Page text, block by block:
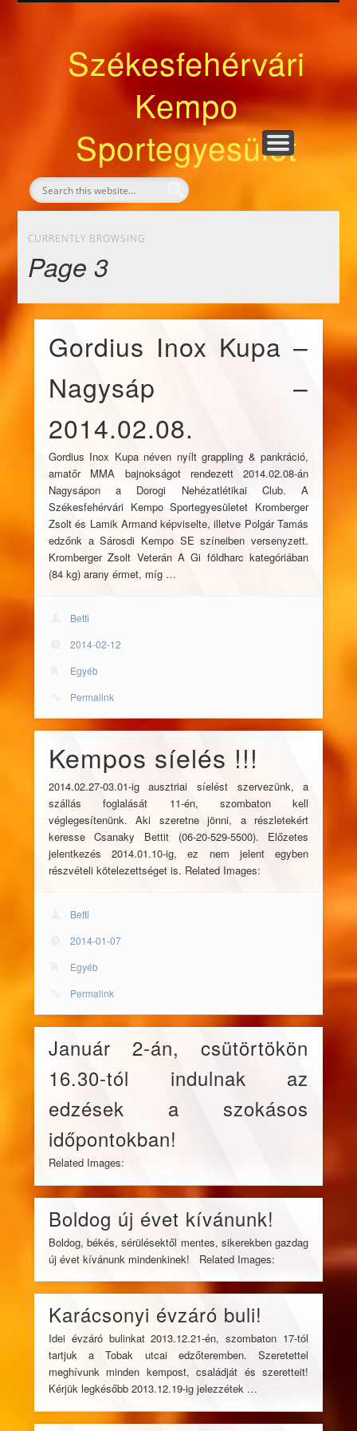
Székesfehérvári
Kempo
Sportegyesület
KEZDŐLAP
KÖSZÖNTŐ
BEMUTATKOZÁS
EDZŐINK
FONTOS TUDNIVALÓK
NÁLUNK VÁSÁROLHATÓ SPORTESZKÖZÖK
DOKUMENTUMOK
ELÉRHETŐSÉG
HÍRLEVÉL
CURRENTLY BROWSING
Page 3
Gordius Inox Kupa –
Nagysáp –
2014.02.08.
Gordius Inox Kupa néven nyílt grappling & pankráció,
amatőr MMA bajnokságot rendezett 2014.02.08-án
Nagysápon a Dorogi Nehézatlétikai Club. A
Székesfehérvári Kempo Sportegyesületet Kromberger
Zsolt és Lamik Armand képviselte, illetve Polgár Tamás
edzőnk a Sárosdi Kempo SE színeiben versenyzett.
Kromberger Zsolt Veterán A Gi földharc kategóriában
(84 kg) arany érmet, míg …
Betti
2014-02-12
Egyéb
Permalink
Kempos síelés !!!
2014.02.27-03.01-ig ausztriai síelést szervezünk, a
szállás foglalását 11-én, szombaton kell
véglegesítenünk. Aki szeretne jönni, a részletekért
keresse Csanaky Bettit (06-20-529-5500). Előzetes
jelentkezés 2014.01.10-ig, ez nem jelent egyben
részvételi kötelezettséget is. Related Images:
Betti
2014-01-07
Egyéb
Permalink
Január 2-án, csütörtökön
16.30-tól indulnak az
edzések a szokásos
időpontokban!
Related Images:
Boldog új évet kívánunk!
Boldog, békés, sérülésektől mentes, sikerekben gazdag
új évet kívánunk mindenkinek! Related Images:
Karácsonyi évzáró buli!
Idei évzáró bulinkat 2013.12.21-én, szombaton 17-tól
tartjuk a Tobak utcai edzőteremben. Szeretettel
meghívunk minden kempost, családját és szeretteit!
Kérjük legkésőbb 2013.12.19-ig jelezzétek …